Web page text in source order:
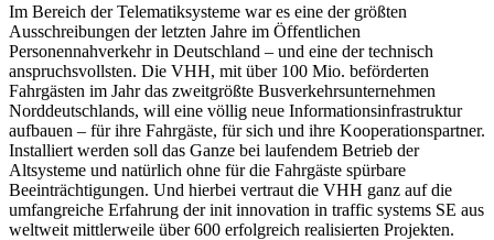
Im Bereich der Telematiksysteme war es eine der größten
Ausschreibungen der letzten Jahre im Öffentlichen
Personennahverkehr in Deutschland – und eine der technisch
anspruchsvollsten. Die VHH, mit über 100 Mio. beförderten
Fahrgästen im Jahr das zweitgrößte Busverkehrsunternehmen
Norddeutschlands, will eine völlig neue Informationsinfrastruktur
aufbauen – für ihre Fahrgäste, für sich und ihre Kooperationspartner.
Installiert werden soll das Ganze bei laufendem Betrieb der
Altsysteme und natürlich ohne für die Fahrgäste spürbare
Beeinträchtigungen. Und hierbei vertraut die VHH ganz auf die
umfangreiche Erfahrung der init innovation in traffic systems SE aus
weltweit mittlerweile über 600 erfolgreich realisierten Projekten.